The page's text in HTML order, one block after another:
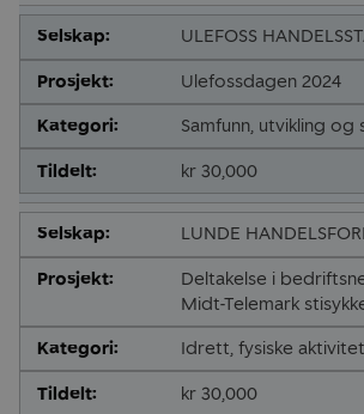
ULEFOSS
Ulefossdagen 2024
Samfunn, utvikling og
kr 30,000
LUNDE
Deltakelse i
Midt-Telemark
Idrett, fysiske
kr 30,000